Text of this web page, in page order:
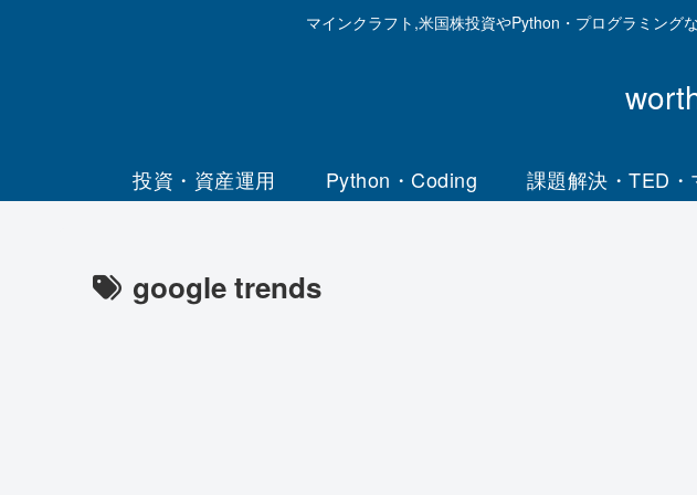
マインクラフト,米国株投資やPython・プログラミング
投資・資産運用 Python・Coding 課題解決・TED
google trends